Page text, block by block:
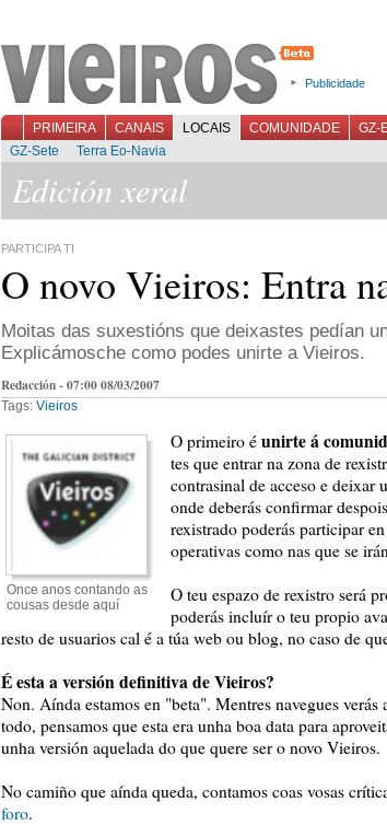
Publicidade
PRIMEIRA CANAIS LOCAIS COMUNIDADE GZ-
GZ-Sete
Terra Eo-Navia
Edición xeral
PARTICIPA TI
O novo Vieiros: Entra
Moitas das suxestións que deixastes pedían
Explicámosche como podes unirte a Vieiros.
Redacción - 07:00 08/03/2007
Tags: Vieiros
Once anos contando as
cousas desde aquí
O primeiro é unirte á
tes que entrar na zona de
contrasinal de acceso e deixar
onde deberás confirmar
rexistrado poderás participar
operativas como nas que se
O teu espazo de rexistro será
poderás incluír o teu propio
resto de usuarios cal é a túa web ou blog, no caso de
É esta a versión definitiva de Vieiros?
Non. Aínda estamos en "beta". Mentres navegues verás
todo, pensamos que esta era unha boa data para
unha versión aquelada do que quere ser o novo Vieiros.
No camiño que aínda queda, contamos coas vosas
foro.